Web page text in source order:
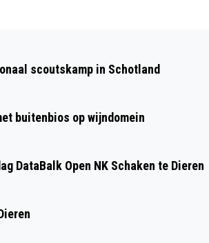
VELP
scoutskamp in Schotland
buitenbios op wijndomein
DataBalk Open NK Schaken te Dieren